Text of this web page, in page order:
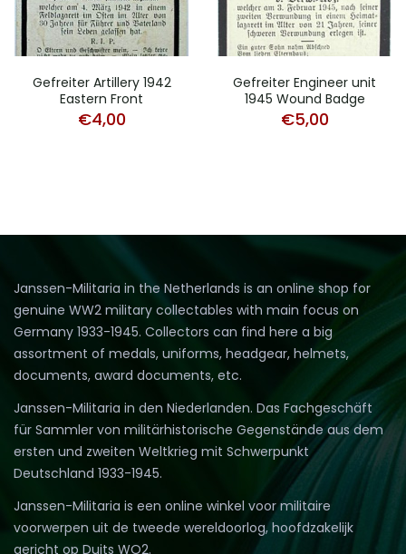
Gefreiter Artillery 1942
Eastern Front
€4,00
Gefreiter Engineer unit
1945 Wound Badge
€5,00
Janssen-Militaria in the Netherlands is an online shop for
genuine WW2 military collectables with main focus on
Germany 1933-1945. Collectors can find here a big
assortment of medals, uniforms, headgear, helmets,
documents, award documents, etc.
Janssen-Militaria in den Niederlanden. Das Fachgeschäft
für Sammler von militärhistorische Gegenstände aus dem
ersten und zweiten Weltkrieg mit Schwerpunkt
Deutschland 1933-1945.
Janssen-Militaria is een online winkel voor militaire
voorwerpen uit de tweede wereldoorlog, hoofdzakelijk
gericht op Duits WO2.